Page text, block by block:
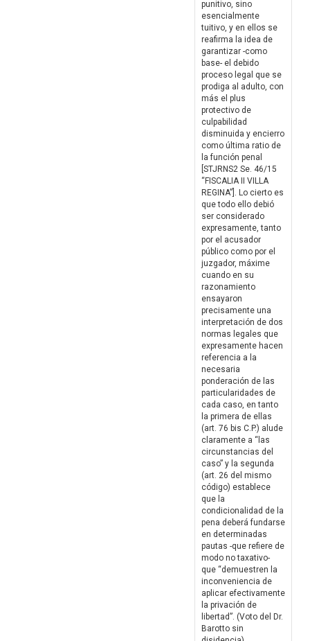
punitivo, sino
esencialmente
tuitivo, y en ellos se
reafirma la idea de
garantizar -como
base- el debido
proceso legal que se
prodiga al adulto, con
más el plus
protectivo de
culpabilidad
disminuida y encierro
como última ratio de
la función penal
[STJRNS2 Se. 46/15
“FISCALIA II VILLA
REGINA”]. Lo cierto es
que todo ello debió
ser considerado
expresamente, tanto
por el acusador
público como por el
juzgador, máxime
cuando en su
razonamiento
ensayaron
precisamente una
interpretación de dos
normas legales que
expresamente hacen
referencia a la
necesaria
ponderación de las
particularidades de
cada caso, en tanto
la primera de ellas
(art. 76 bis C.P.) alude
claramente a “las
circunstancias del
caso” y la segunda
(art. 26 del mismo
código) establece
que la
condicionalidad de la
pena deberá fundarse
en determinadas
pautas -que refiere de
modo no taxativo-
que “demuestren la
inconveniencia de
aplicar efectivamente
la privación de
libertad”. (Voto del Dr.
Barotto sin